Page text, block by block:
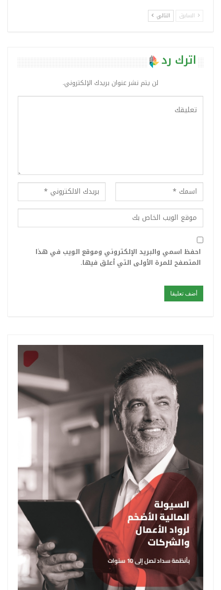
السابق التالي
اترك رد
لن يتم نشر عنوان بريدك الإلكتروني.
احفظ اسمي والبريد الإلكتروني وموقع الويب في هذا
المتصفح للمرة الأولى التي أعلق فيها.